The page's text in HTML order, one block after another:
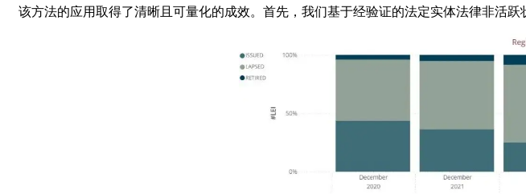
该方法的应用取得了清晰且可量化的成效。首先，我们基于经验证的法定实体法律非活